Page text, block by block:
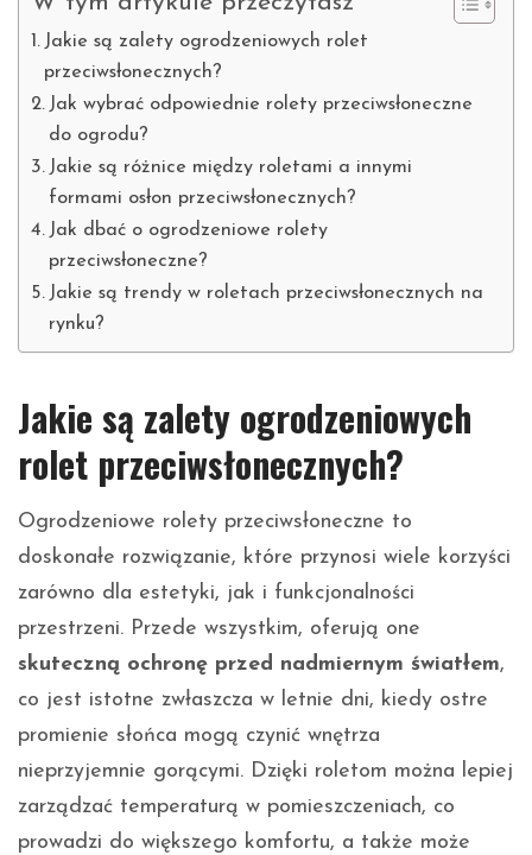
Jakie są zalety ogrodzeniowych rolet
przeciwsłonecznych?
Jak wybrać odpowiednie rolety przeciwsłoneczne
do ogrodu?
Jakie są różnice między roletami a innymi
formami osłon przeciwsłonecznych?
Jak dbać o ogrodzeniowe rolety
przeciwsłoneczne?
Jakie są trendy w roletach przeciwsłonecznych na
rynku?
Jakie są zalety ogrodzeniowych
rolet przeciwsłonecznych?
Ogrodzeniowe rolety przeciwsłoneczne to
doskonałe rozwiązanie, które przynosi wiele korzyści
zarówno dla estetyki, jak i funkcjonalności
przestrzeni. Przede wszystkim, oferują one
skuteczną ochronę przed nadmiernym światłem,
co jest istotne zwłaszcza w letnie dni, kiedy ostre
promienie słońca mogą czynić wnętrza
nieprzyjemnie gorącymi. Dzięki roletom można lepiej
zarządzać temperaturą w pomieszczeniach, co
prowadzi do większego komfortu, a także może